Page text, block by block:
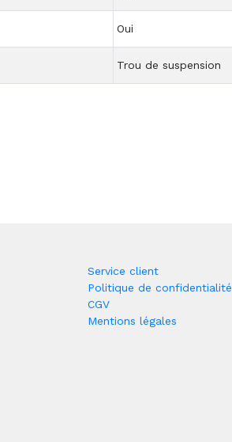
Oui
Trou de suspension
Service client
Politique de confidentialité
CGV
Mentions légales